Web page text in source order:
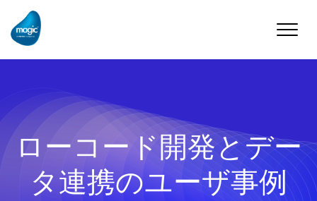
Toggle
ローコード開発とデー
タ連携のユーザ事例